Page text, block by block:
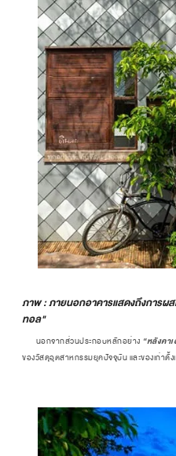
ภาพ : ภายนอกอาคารแสดงถึงการผ
ทอล"
นอกจากส่วนประกอบหลักอย่าง “หลังคา
ของวัสดุอุตสาหกรรมยุคปัจจุบัน และของเก่า